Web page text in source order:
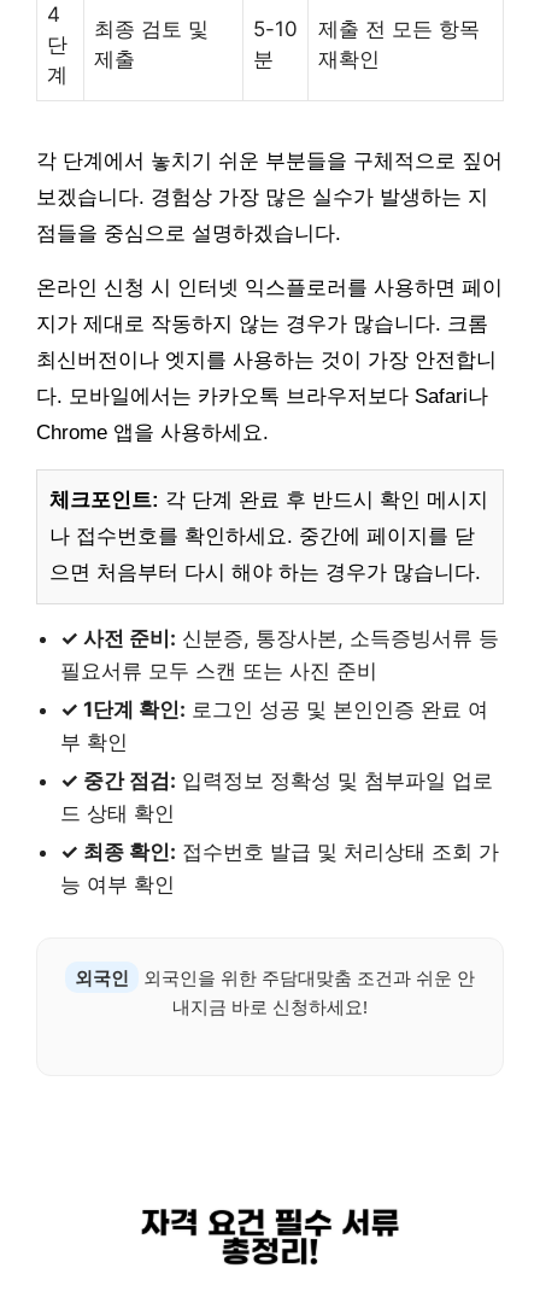
4
단
계
최종 검토 및
제출
5-10
분
제출 전 모든 항목
재확인
각 단계에서 놓치기 쉬운 부분들을 구체적으로 짚어
보겠습니다. 경험상 가장 많은 실수가 발생하는 지
점들을 중심으로 설명하겠습니다.
온라인 신청 시 인터넷 익스플로러를 사용하면 페이
지가 제대로 작동하지 않는 경우가 많습니다. 크롬
최신버전이나 엣지를 사용하는 것이 가장 안전합니
다. 모바일에서는 카카오톡 브라우저보다 Safari나
Chrome 앱을 사용하세요.
체크포인트: 각 단계 완료 후 반드시 확인 메시지
나 접수번호를 확인하세요. 중간에 페이지를 닫
으면 처음부터 다시 해야 하는 경우가 많습니다.
✓ 사전 준비: 신분증, 통장사본, 소득증빙서류 등
필요서류 모두 스캔 또는 사진 준비
✓ 1단계 확인: 로그인 성공 및 본인인증 완료 여
부 확인
✓ 중간 점검: 입력정보 정확성 및 첨부파일 업로
드 상태 확인
✓ 최종 확인: 접수번호 발급 및 처리상태 조회 가
능 여부 확인
외국인
외국인을 위한 주담대맞춤 조건과 쉬운 안
내지금 바로 신청하세요!